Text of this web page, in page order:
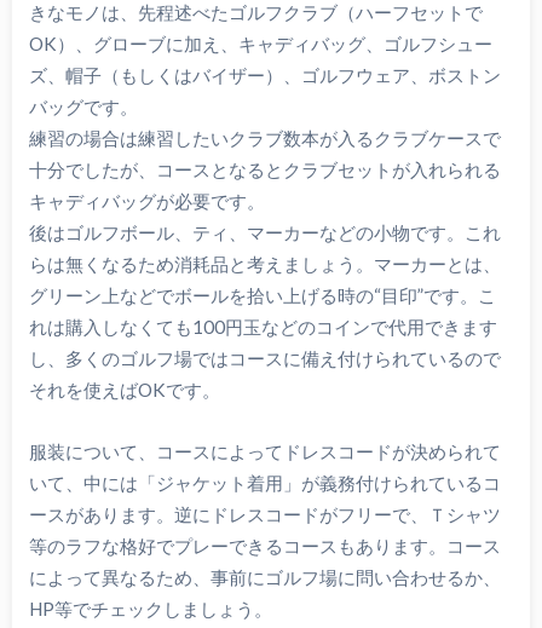
きなモノは、先程述べたゴルフクラブ（ハーフセットで
OK）、グローブに加え、キャディバッグ、ゴルフシュー
ズ、帽子（もしくはバイザー）、ゴルフウェア、ボストン
バッグです。
練習の場合は練習したいクラブ数本が入るクラブケースで
十分でしたが、コースとなるとクラブセットが入れられる
キャディバッグが必要です。
後はゴルフボール、ティ、マーカーなどの小物です。これ
らは無くなるため消耗品と考えましょう。マーカーとは、
グリーン上などでボールを拾い上げる時の“目印”です。こ
れは購入しなくても100円玉などのコインで代用できます
し、多くのゴルフ場ではコースに備え付けられているので
それを使えばOKです。
服装について、コースによってドレスコードが決められて
いて、中には「ジャケット着用」が義務付けられているコ
ースがあります。逆にドレスコードがフリーで、Ｔシャツ
等のラフな格好でプレーできるコースもあります。コース
によって異なるため、事前にゴルフ場に問い合わせるか、
HP等でチェックしましょう。